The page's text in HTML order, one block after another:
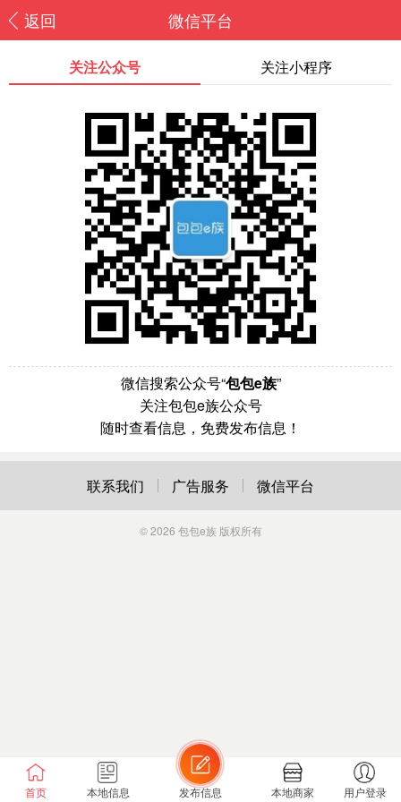
返回 微信平台
关注公众号 关注小程序
微信搜索公众号“包包e族”
关注包包e族公众号
随时查看信息，免费发布信息！
首页 本地信息 发布信息 本地商家 用户登录
联系我们 广告服务 微信平台
© 2026 包包e族版权所有